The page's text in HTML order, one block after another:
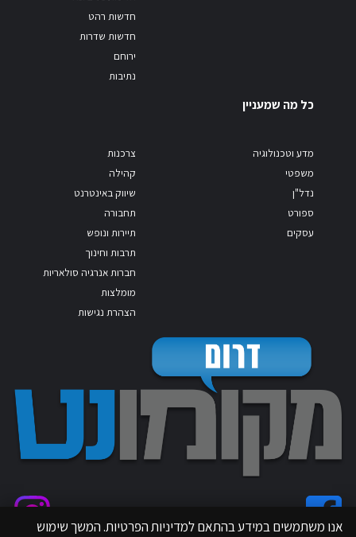
חדשות רהט
חדשות שדרות
ירוחם
נתיבות
כל מה שמעניין
מדע וטכנולוגיה
משפטי
נדל"ן
ספורט
עסקים
צרכנות
קהילה
שיווק באינטרנט
תחבורה
תיירות ונופש
תרבות וחינוך
חברות אנרגיה סולאריות
מומלצות
הצהרת נגישות
אנו משתמשים במידע בהתאם למדיניות הפרטיות. המשך שימוש